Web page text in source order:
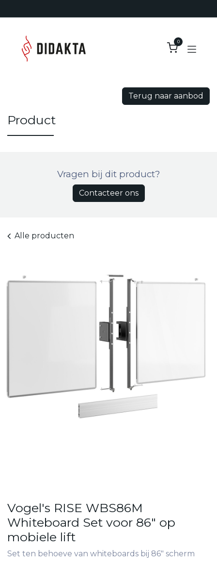
0
Terug naar aanbod
Product
Vragen bij dit product?
Contacteer ons
Alle producten
Vogel's RISE WBS86M
Whiteboard Set voor 86" op
mobiele lift
Set ten behoeve van whiteboards bij 86" scherm